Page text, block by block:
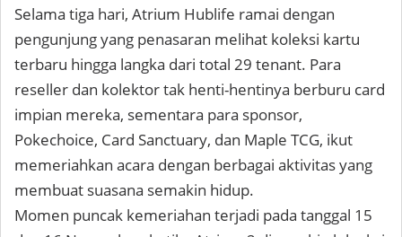
Selama tiga hari, Atrium Hublife ramai dengan
pengunjung yang penasaran melihat koleksi kartu
terbaru hingga langka dari total 29 tenant. Para
reseller dan kolektor tak henti-hentinya berburu card
impian mereka, sementara para sponsor,
Pokechoice, Card Sanctuary, dan Maple TCG, ikut
memeriahkan acara dengan berbagai aktivitas yang
membuat suasana semakin hidup.
Momen puncak kemeriahan terjadi pada tanggal 15